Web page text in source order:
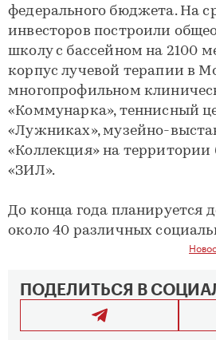
федерального бюджета. На
инвесторов построили
школу с бассейном на 2100
корпус лучевой терапии в
многопрофильном
«Коммунарка», теннисный
«Лужниках», музейно-
«Коллекция» на
«ЗИЛ».
До конца года планируется
около 40 различных
ПОДЕЛИТЬСЯ В